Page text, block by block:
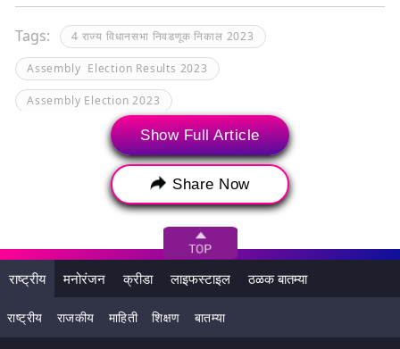
Tags: 4 राज्य विधानसभा निवडणूक निकाल 2023
Assembly Election Results 2023
Assembly Election 2023
Assembly Elections 2023
Chhattisgarh Assembly Election Results 2023
Chhattisgarh Election 2023
Chhattisgarh Election 2023 Results
Chhattisgarh Election Results 2023
CM Eknath Shinde
Show Full Article
Share Now
राष्ट्रीय मनोरंजन क्रीडा लाइफस्टाइल ठळक बातम्या
राष्ट्रीय राजकीय माहिती शिक्षण बातम्या